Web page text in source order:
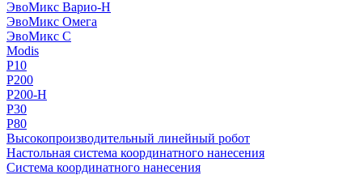
ЭвоМикс Варио-Н
ЭвоМикс Омега
ЭвоМикс С
Modis
P10
P200
P200-H
P30
P80
Высокопроизводительный линейный робот
Настольная система координатного нанесения
Система координатного нанесения